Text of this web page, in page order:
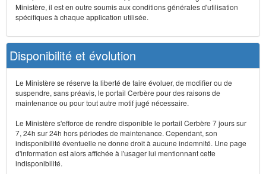
Ministère, il est en outre soumis aux conditions générales d'utilisation
spécifiques à chaque application utilisée.
Disponibilité et évolution
Le Ministère se réserve la liberté de faire évoluer, de modifier ou de
suspendre, sans préavis, le portail Cerbère pour des raisons de
maintenance ou pour tout autre motif jugé nécessaire.
Le Ministère s'efforce de rendre disponible le portail Cerbère 7 jours sur
7, 24h sur 24h hors périodes de maintenance. Cependant, son
indisponibilité éventuelle ne donne droit à aucune indemnité. Une page
d'information est alors affichée à l'usager lui mentionnant cette
indisponibilité.